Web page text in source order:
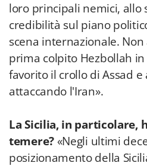
loro principali nemici, allo
credibilità sul piano
scena internazionale. Non
prima colpito Hezbollah
favorito il crollo di Assad e
attaccando l'Iran».
La Sicilia, in particolare,
temere?«Negli ultimi
posizionamento della